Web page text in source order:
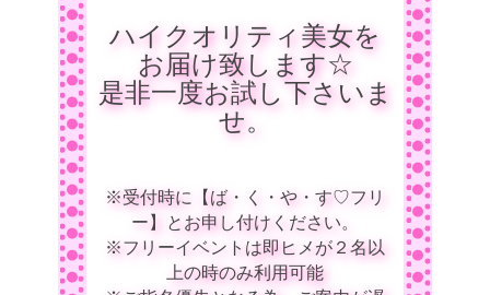
ハイクオリティ美女を
お届け致します☆
是非一度お試し下さいま
せ。
※受付時に【ば・く・や・す♡フリ
ー】とお申し付けください。
※フリーイベントは即ヒメが２名以
上の時のみ利用可能